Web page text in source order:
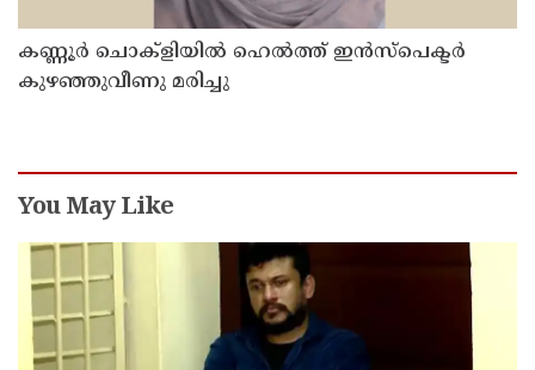
കണ്ണൂർ ചൊക്ളിയിൽ ഹെൽത്ത് ഇൻസ്പെക്ടർ
കുഴഞ്ഞുവീണു മരിച്ചു
You May Like